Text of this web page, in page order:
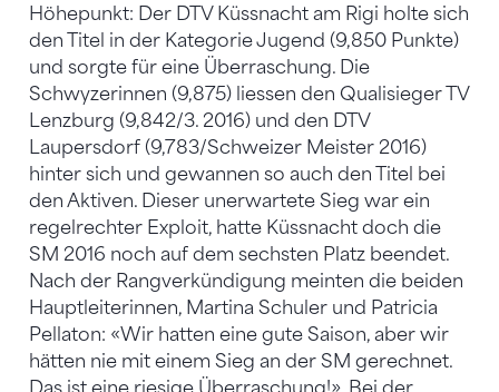
Höhepunkt: Der DTV Küssnacht am Rigi holte sich
den Titel in der Kategorie Jugend (9,850 Punkte)
und sorgte für eine Überraschung. Die
Schwyzerinnen (9,875) liessen den Qualisieger TV
Lenzburg (9,842/3. 2016) und den DTV
Laupersdorf (9,783/Schweizer Meister 2016)
hinter sich und gewannen so auch den Titel bei
den Aktiven. Dieser unerwartete Sieg war ein
regelrechter Exploit, hatte Küssnacht doch die
SM 2016 noch auf dem sechsten Platz beendet.
Nach der Rangverkündigung meinten die beiden
Hauptleiterinnen, Martina Schuler und Patricia
Pellaton: «Wir hatten eine gute Saison, aber wir
hätten nie mit einem Sieg an der SM gerechnet.